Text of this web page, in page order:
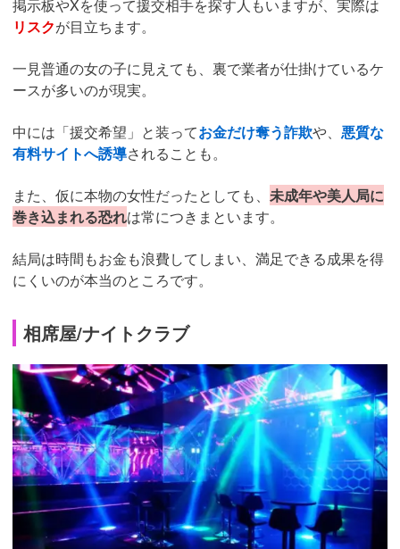
掲示板やXを使って援交相手を探す人もいますが、実際は
リスクが目立ちます。
一見普通の女の子に見えても、裏で業者が仕掛けているケ
ースが多いのが現実。
中には「援交希望」と装ってお金だけ奪う詐欺や、 悪質な
有料サイトへ誘導されることも。
また、仮に本物の女性だったとしても、 未成年や美人局に
巻き込まれる恐れは常につきまといます。
結局は時間もお金も浪費してしまい、満足できる成果を得
にくいのが本当のところです。
相席屋/ナイトクラブ